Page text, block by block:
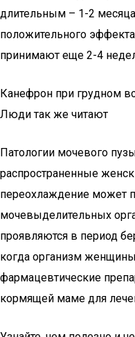
длительным – 1-2
положительного
принимают еще 2-4
Канефрон при грудном
Люди так же читают
Патологии мочевого
распространенные
переохлаждение может
мочевыделительных
проявляются в период
когда организм
фармацевтические
кормящей маме для